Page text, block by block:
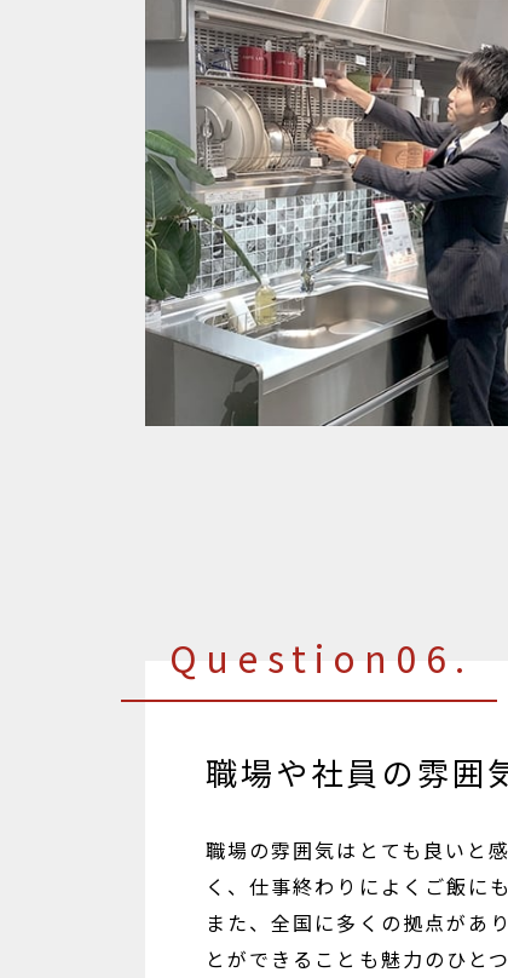
Question06.
職場や社員の雰囲
職場の雰囲気はとても良いと
く、仕事終わりによくご飯に
また、全国に多くの拠点があ
とができることも魅力のひとつ